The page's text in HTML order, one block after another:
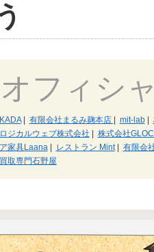
フィシ
| 有限会社まるみ麹本店 mit-lab|
ロジカルウェブ株式会社
株式会社
家具Laana| レストラン Mint|
有限会
取専門石野屋